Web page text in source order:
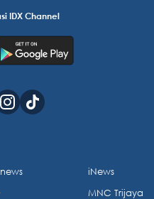
IDX Channel
iNews
MNC Trijaya